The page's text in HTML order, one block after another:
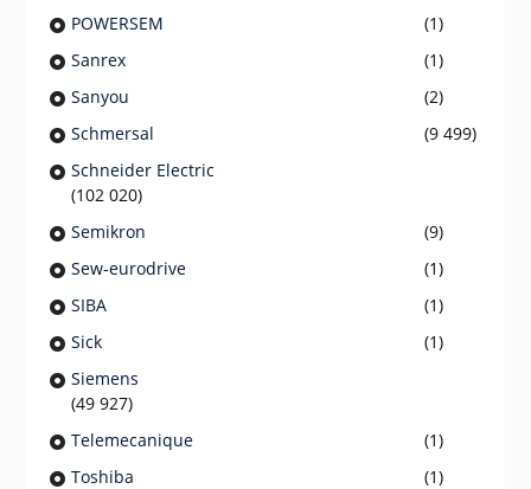
POWERSEM
(1)
Sanrex
(1)
Sanyou
(2)
Schmersal
(9 499)
Schneider Electric
(102 020)
Semikron
(9)
Sew-eurodrive
(1)
SIBA
(1)
Sick
(1)
Siemens
(49 927)
Telemecanique
(1)
Toshiba
(1)